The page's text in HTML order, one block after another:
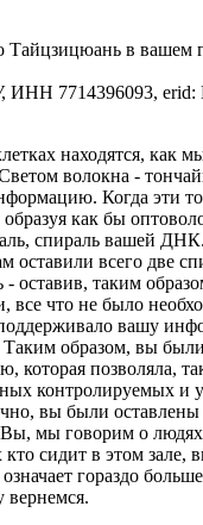
Тайцзицюань в вашем
7714396093, erid:
находятся, как
волокна -
Когда эти
образуя как бы
спираль вашей
оставили всего две
оставив, таким
все что не было
вашу
образом, вы
которая позволяла,
контролируемых и
вы были
мы говорим о
кто сидит в этом зале,
гораздо
вернемся.